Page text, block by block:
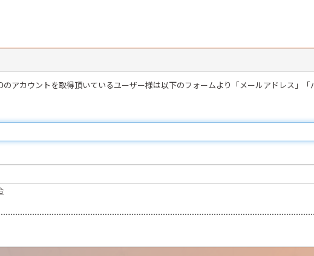
のアカウントを取得頂いているユーザー様は以下のフォームより「メールアドレス」